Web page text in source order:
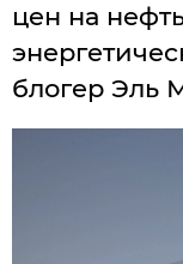
цен на
блогер Эль